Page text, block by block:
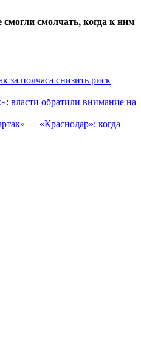
смолчать, когда к ним
за полчаса снизить риск
власти обратили внимание на
— «Краснодар»: когда